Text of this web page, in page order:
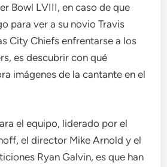
Bowl LVIII, en caso de que
para ver a su novio Travis
City Chiefs enfrentarse a los
es descubrir con qué
imágenes de la cantante en el
el equipo, liderado por el
el director Mike Arnold y el
Ryan Galvin, es que han